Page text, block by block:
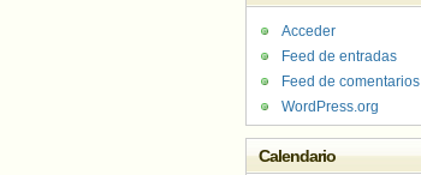
Acceder
Feed de entradas
Feed de comentarios
WordPress.org
Calendario